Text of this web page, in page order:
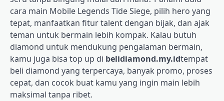
cara main Mobile Legends Tide Siege, pilih hero yang
tepat, manfaatkan fitur talent dengan bijak, dan ajak
teman untuk bermain lebih kompak. Kalau butuh
diamond untuk mendukung pengalaman bermain,
kamu juga bisa top up di belidiamond.my.idtempat
beli diamond yang terpercaya, banyak promo, proses
cepat, dan cocok buat kamu yang ingin main lebih
maksimal tanpa ribet.